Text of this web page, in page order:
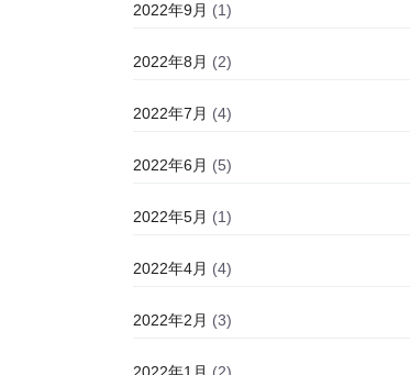
2022年9月 (1)
2022年8月 (2)
2022年7月 (4)
2022年6月 (5)
2022年5月 (1)
2022年4月 (4)
2022年2月 (3)